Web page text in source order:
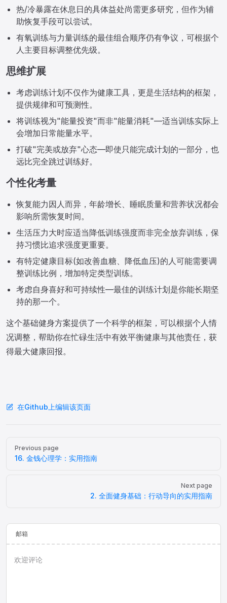
热/冷暴露在休息日的具体益处尚需更多研究，但作为辅
助恢复手段可以尝试。
有氧训练与力量训练的最佳组合顺序仍有争议，可根据个
人主要目标调整优先级。
思维扩展
考虑训练计划不仅作为健康工具，更是生活结构的框架，
提供规律和可预测性。
将训练视为"能量投资"而非"能量消耗"—适当训练实际上
会增加日常能量水平。
打破"完美或放弃"心态—即使只能完成计划的一部分，也
远比完全跳过训练好。
个性化考量
恢复能力因人而异，年龄增长、睡眠质量和营养状况都会
影响所需恢复时间。
生活压力大时应适当降低训练强度而非完全放弃训练，保
持习惯比追求强度更重要。
有特定健康目标(如改善血糖、降低血压)的人可能需要调
整训练比例，增加特定类型训练。
考虑自身喜好和可持续性—最佳的训练计划是你能长期坚
持的那一个。
这个基础健身方案提供了一个科学的框架，可以根据个人情
况调整，帮助你在忙碌生活中有效平衡健康与其他责任，获
得最大健康回报。
在Github上编辑该页面
Previous page
16. 金钱心理学：实用指南
Next page
2. 全面健身基础：行动导向的实用指南
邮箱